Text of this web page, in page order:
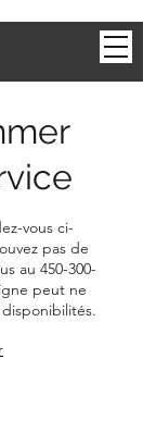
vous ci-
pas de
au 450-300-
peut ne